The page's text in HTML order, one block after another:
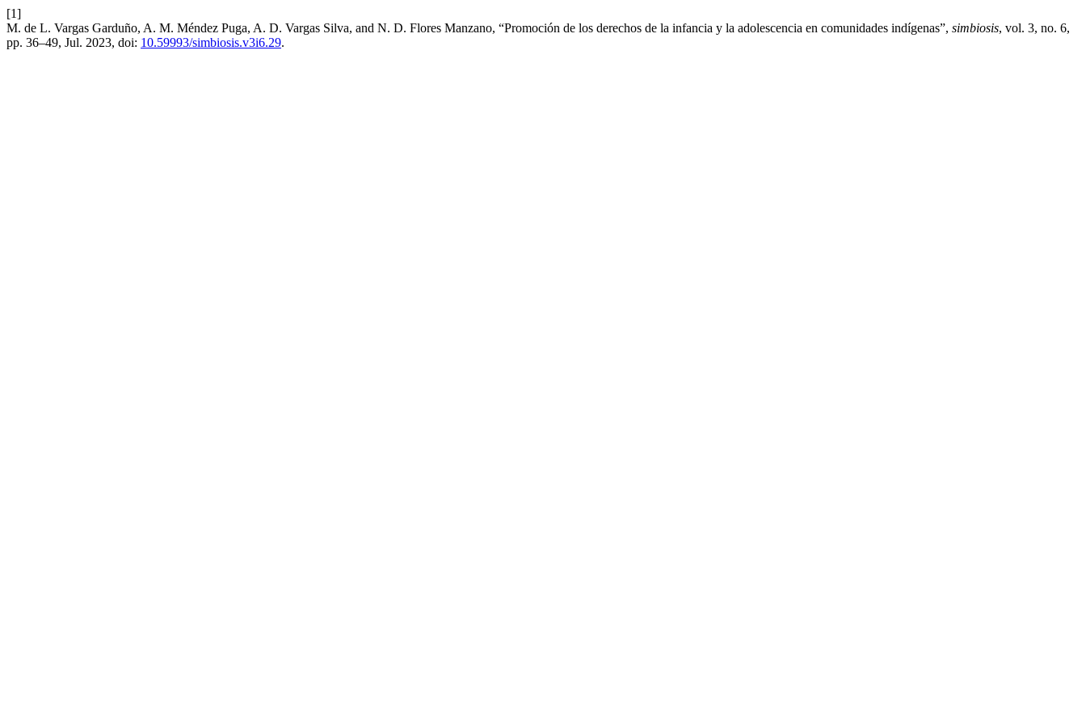
[1]
M. de L. Vargas Garduño, A. M. Méndez Puga, A. D. Vargas Silva, and N. D. Flores Manzano, “Promoción de los derechos de la infancia y la adolescencia en comunidades indígenas”, simbiosis, vol. 3, no. 6,
pp. 36–49, Jul. 2023, doi: 10.59993/simbiosis.v3i6.29.